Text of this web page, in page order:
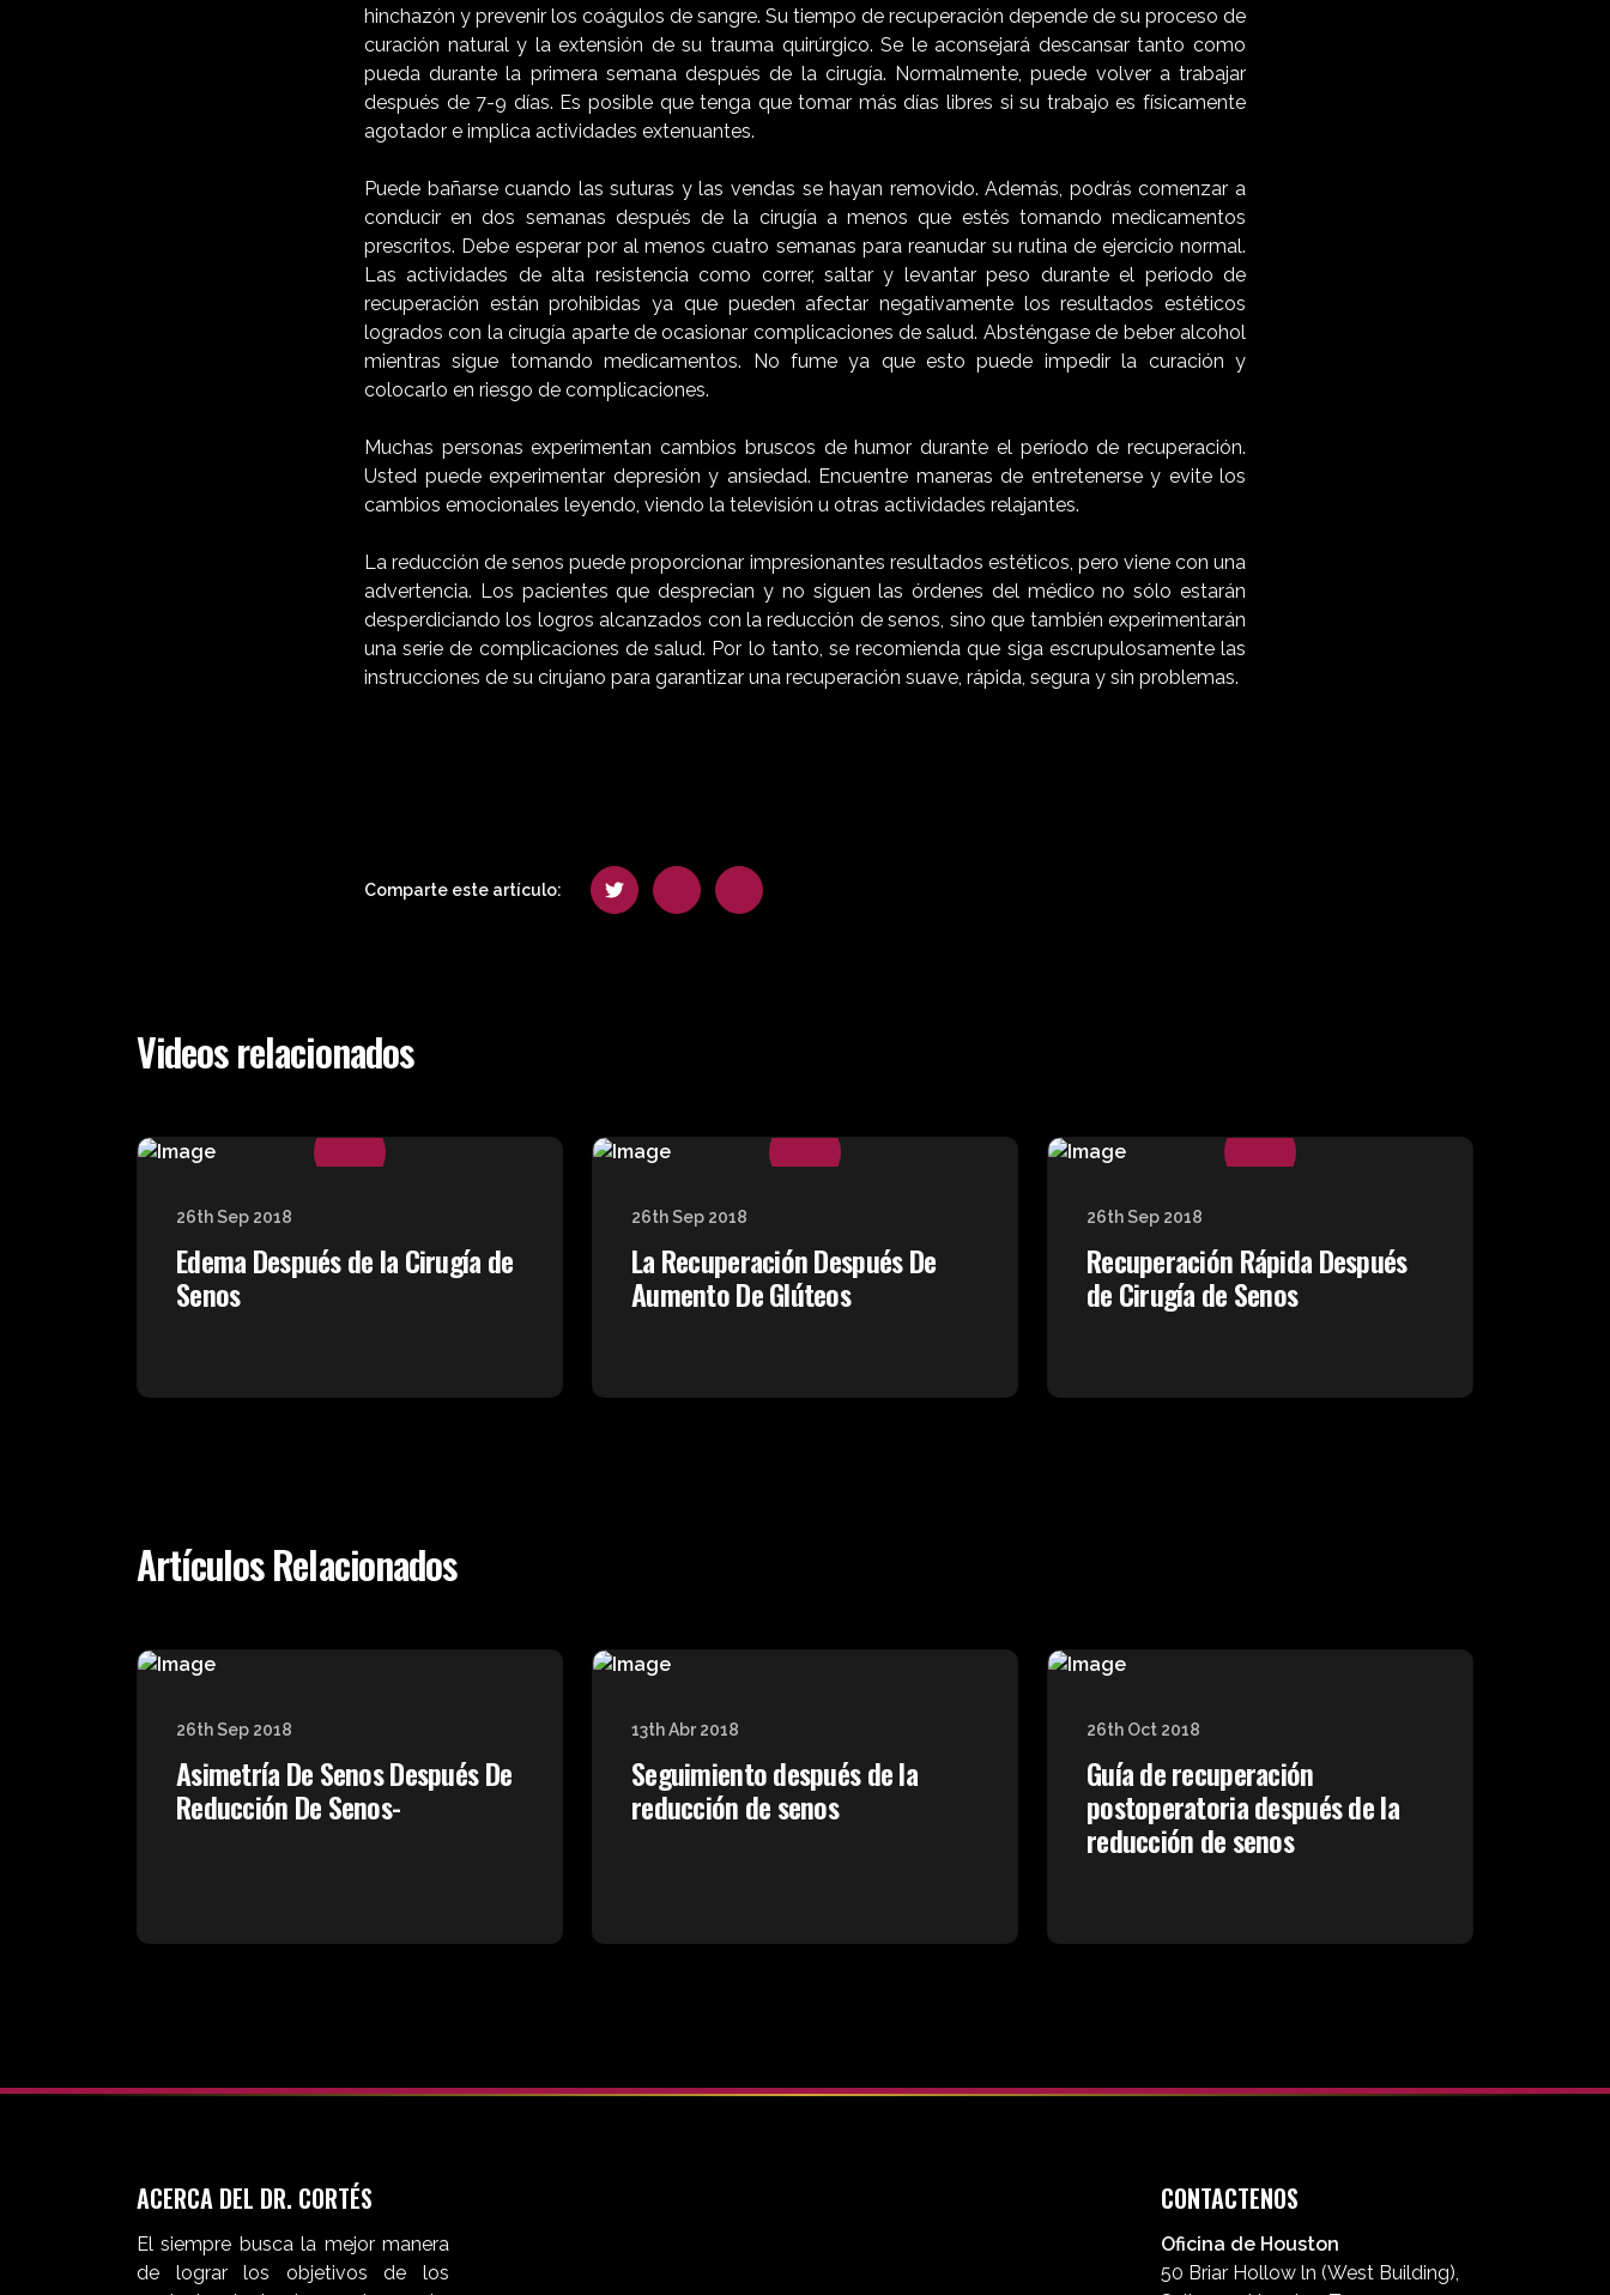
hinchazón y prevenir los coágulos de sangre. Su tiempo de recuperación depende de su proceso de
curación natural y la extensión de su trauma quirúrgico. Se le aconsejará descansar tanto como
pueda durante la primera semana después de la cirugía. Normalmente, puede volver a trabajar
después de 7-9 días. Es posible que tenga que tomar más días libres si su trabajo es físicamente
agotador e implica actividades extenuantes.
Puede bañarse cuando las suturas y las vendas se hayan removido. Además, podrás comenzar a
conducir en dos semanas después de la cirugía a menos que estés tomando medicamentos
prescritos. Debe esperar por al menos cuatro semanas para reanudar su rutina de ejercicio normal.
Las actividades de alta resistencia como correr, saltar y levantar peso durante el periodo de
recuperación están prohibidas ya que pueden afectar negativamente los resultados estéticos
logrados con la cirugía aparte de ocasionar complicaciones de salud. Absténgase de beber alcohol
mientras sigue tomando medicamentos. No fume ya que esto puede impedir la curación y
colocarlo en riesgo de complicaciones.
Muchas personas experimentan cambios bruscos de humor durante el período de recuperación.
Usted puede experimentar depresión y ansiedad. Encuentre maneras de entretenerse y evite los
cambios emocionales leyendo, viendo la televisión u otras actividades relajantes.
La reducción de senos puede proporcionar impresionantes resultados estéticos, pero viene con una
advertencia. Los pacientes que desprecian y no siguen las órdenes del médico no sólo estarán
desperdiciando los logros alcanzados con la reducción de senos, sino que también experimentarán
una serie de complicaciones de salud. Por lo tanto, se recomienda que siga escrupulosamente las
instrucciones de su cirujano para garantizar una recuperación suave, rápida, segura y sin problemas.
Comparte este artículo:
Videos relacionados
26th Sep 2018
Edema Después de la Cirugía de
Senos
26th Sep 2018
La Recuperación Después De
Aumento De Glúteos
26th Sep 2018
Recuperación Rápida Después
de Cirugía de Senos
Artículos Relacionados
26th Sep 2018
Asimetría De Senos Después De
Reducción De Senos-
13th Abr 2018
Seguimiento después de la
reducción de senos
26th Oct 2018
Guía de recuperación
postoperatoria después de la
reducción de senos
ACERCA DEL DR. CORTÉS
El siempre busca la mejor manera
de lograr los objetivos de los
CONTACTENOS
Oficina de Houston
50 Briar Hollow ln (West Building),